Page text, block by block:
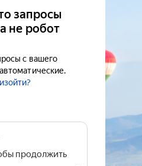
запросы
не робот
с вашего
продолжить